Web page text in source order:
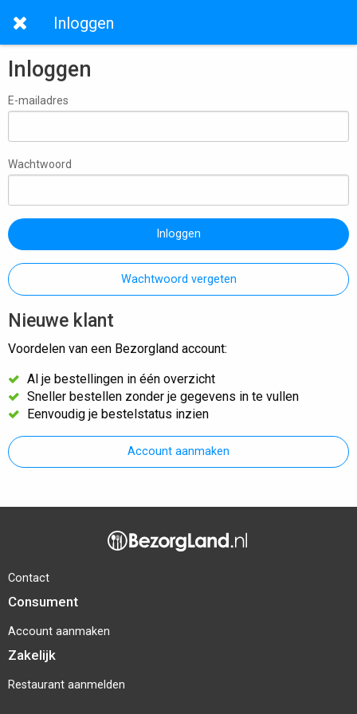
Inloggen
Inloggen
E-mailadres
Wachtwoord
Inloggen
Wachtwoord vergeten
Nieuwe klant
Voordelen van een Bezorgland account:
Al je bestellingen in één overzicht
Sneller bestellen zonder je gegevens in te vullen
Eenvoudig je bestelstatus inzien
Account aanmaken
Contact
Consument
Account aanmaken
Zakelijk
Restaurant aanmelden